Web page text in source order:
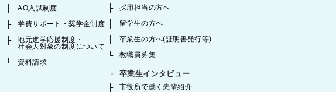
AO入試制度
学費サポート・奨学金制度
地元進学応援制度・
社会人対象の制度について
資料請求
採用担当の方へ
留学生の方へ
卒業生の方へ(証明書発行等)
教職員募集
卒業生インタビュー
市役所で働く先輩紹介